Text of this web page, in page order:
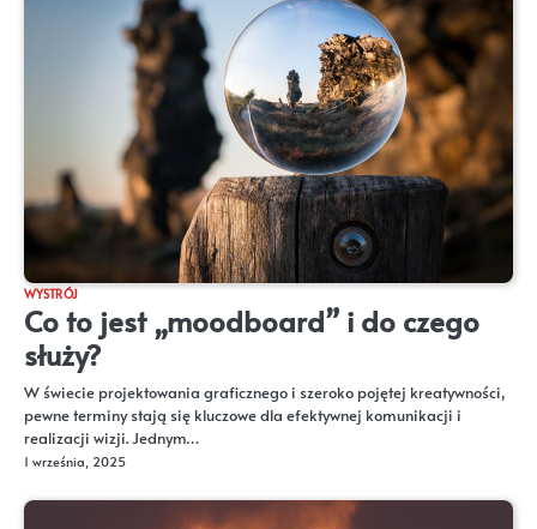
WYSTRÓJ
Co to jest „moodboard” i do czego
służy?
W świecie projektowania graficznego i szeroko pojętej kreatywności,
pewne terminy stają się kluczowe dla efektywnej komunikacji i
realizacji wizji. Jednym…
1 września, 2025